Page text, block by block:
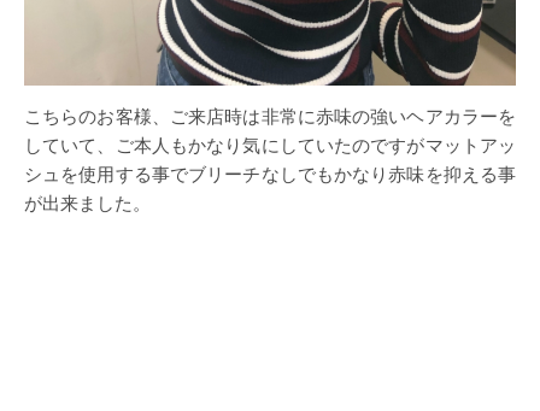
こちらのお客様、ご来店時は非常に赤味の強いヘアカラーを
していて、ご本人もかなり気にしていたのですがマットアッ
シュを使用する事でブリーチなしでもかなり赤味を抑える事
が出来ました。